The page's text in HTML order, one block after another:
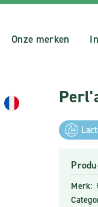
Onze merken
Merk: